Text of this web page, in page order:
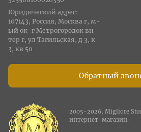
Обратный
Юридический адрес:
107143, Россия, Москва г, м-
ый ок-г Метрогородок вн
тер г, ул Тагильская, д 3, к
3, кв 50
2005-2026, Migliore
интернет-магазин.